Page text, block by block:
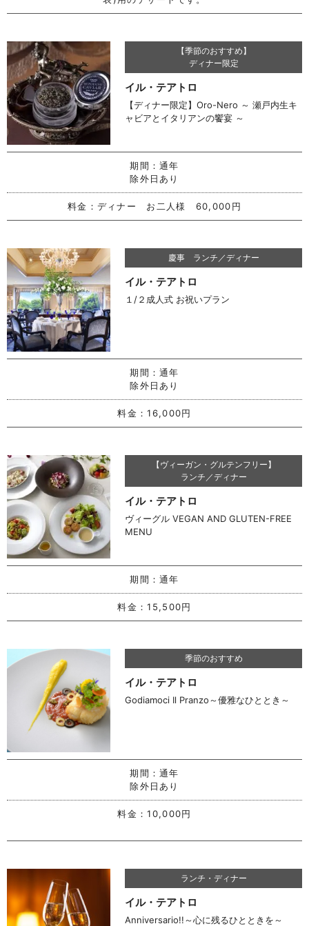
【季節のおすすめ】
ディナー限定
イル・テアトロ
【ディナー限定】Oro-Nero ～ 瀬戸内生キ
ャビアとイタリアンの饗宴 ～
期間：通年
除外日あり
料金： ディナー お二人様 60,000円
慶事 ランチ／ディナー
イル・テアトロ
１/２成人式 お祝いプラン
期間：通年
除外日あり
料金：16,000円
【ヴィーガン・グルテンフリー】
ランチ／ディナー
イル・テアトロ
ヴィーグル VEGAN AND GLUTEN-FREE
MENU
期間：通年
料金：15,500円
季節のおすすめ
イル・テアトロ
Godiamoci Il Pranzo～優雅なひととき～
期間：通年
除外日あり
料金：10,000円
ランチ・ディナー
イル・テアトロ
Anniversario!!～心に残るひとときを～